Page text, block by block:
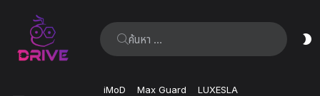
ค้นหา:
iMoD Max Guard LUXESLA